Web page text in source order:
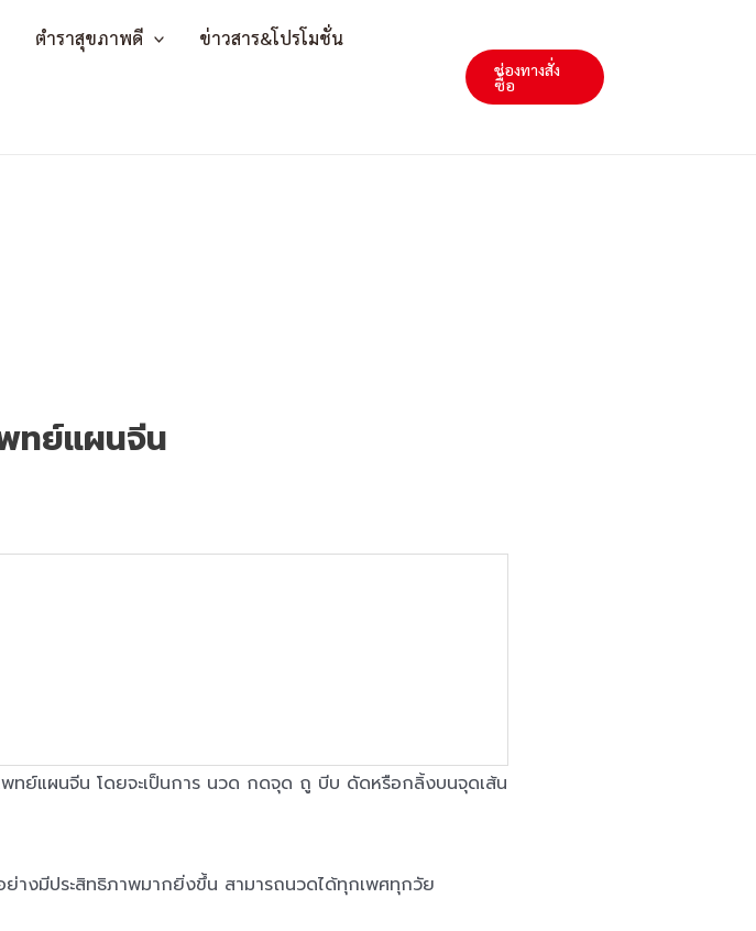
ตำราสุขภาพดี ข่าวสาร&โปรโมชั่น
ช่องทางสั่ง
ซื้อ
ทย์แผนจีน
ทย์แผนจีน โดยจะเป็นการ นวด กดจุด ถู บีบ ดัดหรือกลิ้งบนจุดเส้น
างมีประสิทธิภาพมากยิ่งขึ้น สามารถนวดได้ทุกเพศทุกวัย